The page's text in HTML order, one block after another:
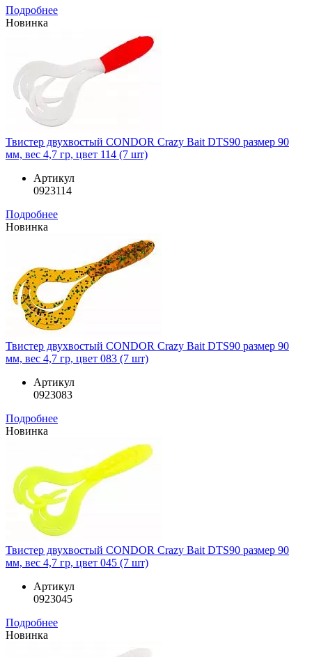
Подробнее
Новинка
Твистер двухвостый CONDOR Crazy Bait DTS90 размер 90
мм, вес 4,7 гр, цвет 114 (7 шт)
Артикул
0923114
Подробнее
Новинка
Твистер двухвостый CONDOR Crazy Bait DTS90 размер 90
мм, вес 4,7 гр, цвет 083 (7 шт)
Артикул
0923083
Подробнее
Новинка
Твистер двухвостый CONDOR Crazy Bait DTS90 размер 90
мм, вес 4,7 гр, цвет 045 (7 шт)
Артикул
0923045
Подробнее
Новинка